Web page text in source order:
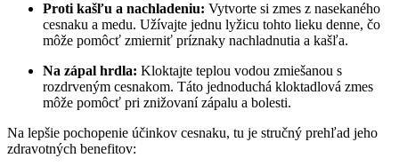
Proti kašľu a nachladeniu: Vytvorte si zmes z nasekaného
cesnaku a medu. Užívajte jednu lyžicu tohto lieku denne, čo
môže pomôcť zmierniť príznaky nachladnutia a kašľa.
Na zápal hrdla: Kloktajte teplou vodou zmiešanou s
rozdrveným cesnakom. Táto jednoduchá kloktadlová zmes
môže pomôcť pri znižovaní zápalu a bolesti.
Na lepšie pochopenie účinkov cesnaku, tu je stručný prehľad jeho
zdravotných benefitov: